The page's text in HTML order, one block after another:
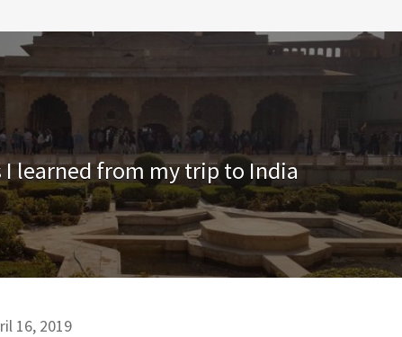
I learned from my trip to India
16, 2019